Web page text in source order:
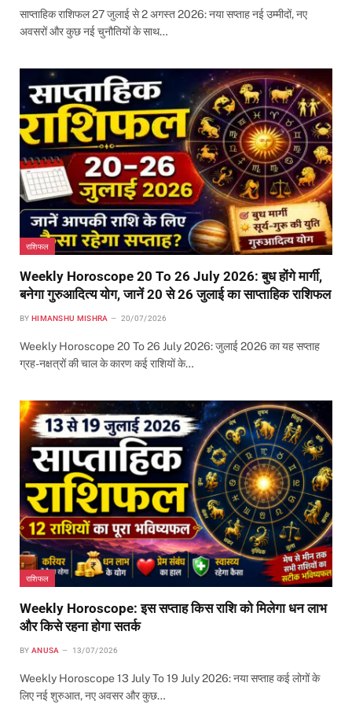
साप्ताहिक राशिफल 27 जुलाई से 2 अगस्त 2026: नया सप्ताह नई उम्मीदों, नए
अवसरों और कुछ नई चुनौतियों के साथ…
राशिफल
Weekly Horoscope 20 To 26 July 2026: बुध होंगे मार्गी,
बनेगा गुरुआदित्य योग, जानें 20 से 26 जुलाई का साप्ताहिक राशिफल
BY HIMANSHU MISHRA 20/07/2026
Weekly Horoscope 20 To 26 July 2026: जुलाई 2026 का यह सप्ताह
ग्रह-नक्षत्रों की चाल के कारण कई राशियों के…
राशिफल
Weekly Horoscope: इस सप्ताह किस राशि को मिलेगा धन लाभ
और किसे रहना होगा सतर्क
BY ANUSA 13/07/2026
Weekly Horoscope 13 July To 19 July 2026: नया सप्ताह कई लोगों के
लिए नई शुरुआत, नए अवसर और कुछ…